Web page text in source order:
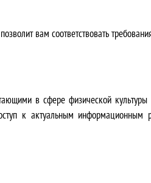
вам соответствовать
в сфере физической
к актуальным информационным